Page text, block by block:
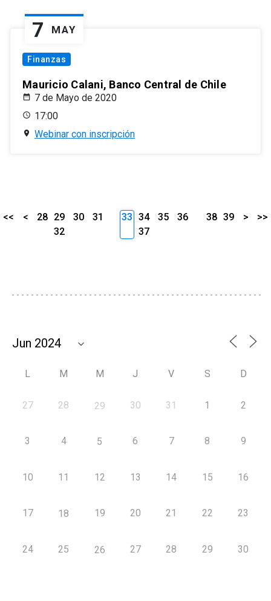
7 MAY
Finanzas
Mauricio Calani, Banco Central de Chile
7 de Mayo de 2020
17:00
Webinar con inscripción
<< < 28 29 30
31
32
33 34 35
36
37
38 39 > >>
L M M J V S D
27 28 29 30 31 1 2
3 4 5 6 7 8 9
10 11 12 13 14 15 16
17 18 19 20 21 22 23
24 25 26 27 28 29 30